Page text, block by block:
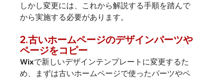
しかし変更には、これから解説する手順を踏んで
から実施する必要があります。
2.古いホームページのデザインパーツや
ページをコピー
Wixで新しいデザインテンプレートに変更するた
め、まずは古いホームページで使ったパーツやペ